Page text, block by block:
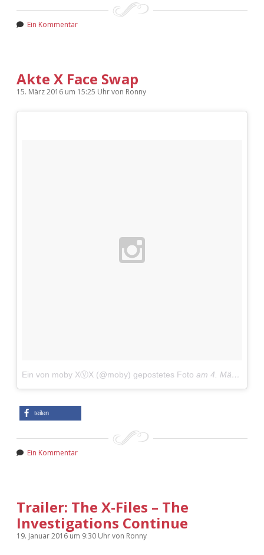
Ein Kommentar
Akte X Face Swap
15. März 2016 um 15:25 Uhrvon Ronny
Ein von moby XⓋX (@moby) gepostetes Foto am 4. Mär 2016 um 11:51 Uhr
teilen
Ein Kommentar
Trailer: The X-Files – The
Investigations Continue
19. Januar 2016 um 9:30 Uhrvon Ronny